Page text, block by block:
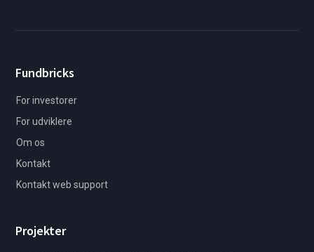
Fundbricks
For investorer
For udviklere
Om os
Kontakt
Kontakt web support
Projekter